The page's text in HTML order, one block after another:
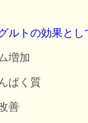
ルトの効果と
増加
ぱく質
善